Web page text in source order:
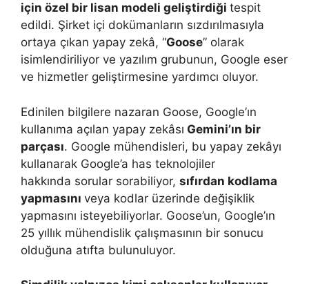
için özel bir lisan modeli geliştirdiği tespit
edildi. Şirket içi dokümanların sızdırılmasıyla
ortaya çıkan yapay zekâ, “Goose” olarak
isimlendiriliyor ve yazılım grubunun, Google eser
ve hizmetler geliştirmesine yardımcı oluyor.
Edinilen bilgilere nazaran Goose, Google’ın
kullanıma açılan yapay zekâsı Gemini’ın bir
parçası. Google mühendisleri, bu yapay zekâyı
kullanarak Google’a has teknolojiler
hakkında sorular sorabiliyor, sıfırdan kodlama
yapmasını veya kodlar üzerinde değişiklik
yapmasını isteyebiliyorlar. Goose’un, Google’ın
25 yıllık mühendislik çalışmasının bir sonucu
olduğuna atıfta bulunuluyor.